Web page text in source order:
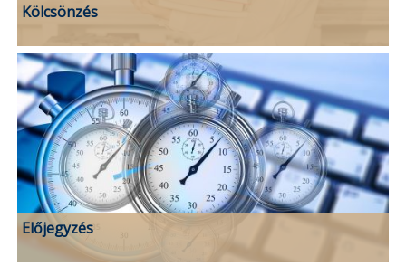
Kölcsönzés
Előjegyzés